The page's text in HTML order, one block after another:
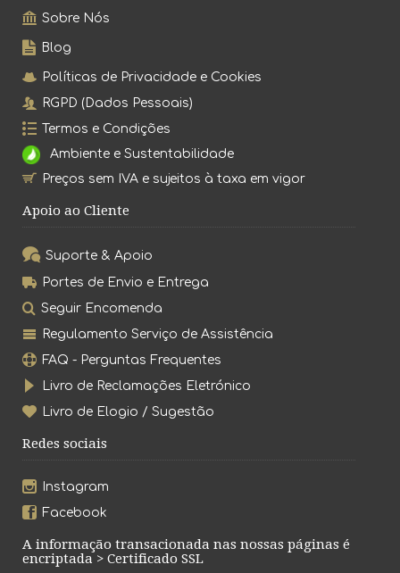
Sobre Nós
Blog
Políticas de Privacidade e Cookies
RGPD (Dados Pessoais)
Termos e Condições
Ambiente e Sustentabilidade
Preços sem IVA e sujeitos à taxa em vigor
Apoio ao Cliente
Suporte & Apoio
Portes de Envio e Entrega
Seguir Encomenda
Regulamento Serviço de Assistência
FAQ - Perguntas Frequentes
Livro de Reclamações Eletrónico
Livro de Elogio / Sugestão
Redes sociais
Instagram
Facebook
A informação transacionada nas nossas páginas é
encriptada > Certificado SSL